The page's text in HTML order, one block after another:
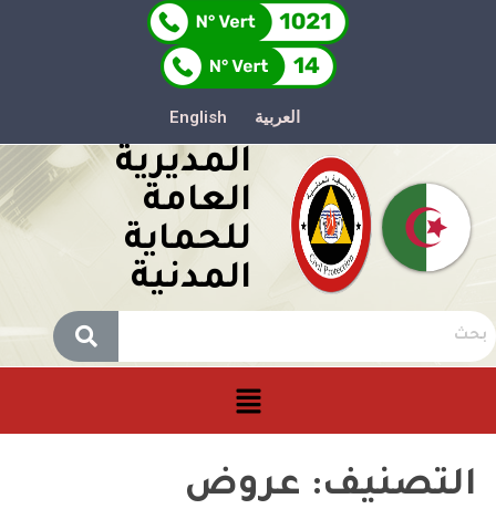
العربية English
المديرية
العامة
للحماية
المدنية
التصنيف: عروض